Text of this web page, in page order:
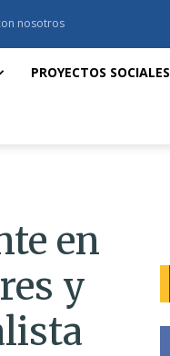
nosotros
PROYECTOS SOCIALES
en
y